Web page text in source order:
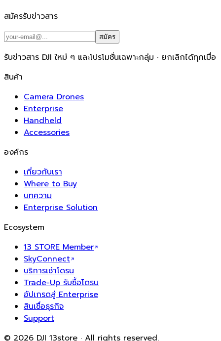
สมัครรับข่าวสาร
สมัคร
รับข่าวสาร DJI ใหม่ ๆ และโปรโมชั่นเฉพาะกลุ่ม · ยกเลิกได้ทุกเมื่อ
สินค้า
Camera Drones
Enterprise
Handheld
Accessories
องค์กร
เกี่ยวกับเรา
Where to Buy
บทความ
Enterprise Solution
Ecosystem
13 STORE Member
SkyConnect
บริการเช่าโดรน
Trade-Up รับซื้อโดรน
อัปเกรดสู่ Enterprise
สินเชื่อธุรกิจ
Support
© 2026 DJI 13store · All rights reserved.